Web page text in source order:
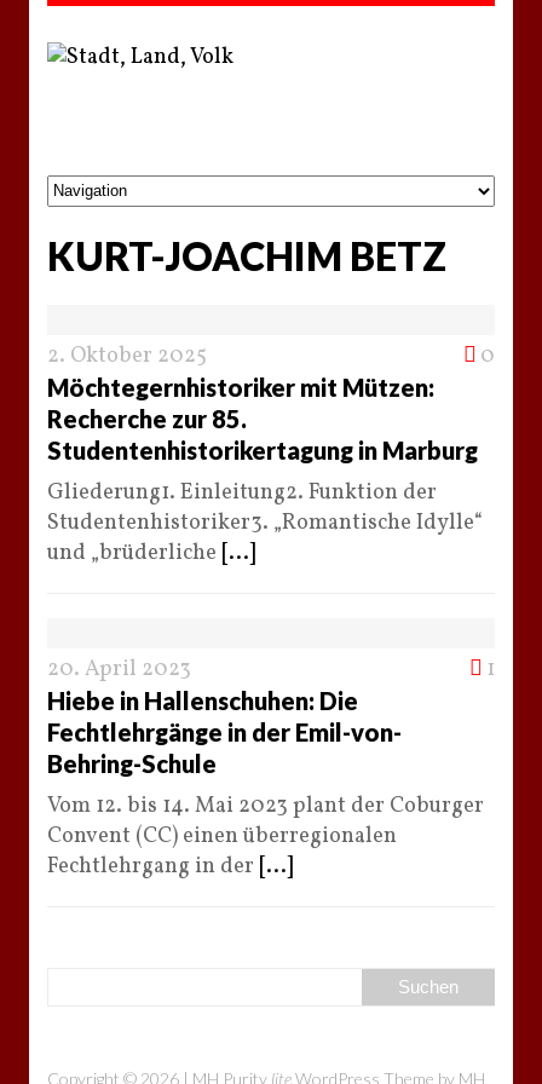
KURT-JOACHIM BETZ
2. Oktober 2025 0
Möchtegernhistoriker mit Mützen:
Recherche zur 85.
Studentenhistorikertagung in Marburg
Gliederung1. Einleitung2. Funktion der
Studentenhistoriker3. „Romantische Idylle“
und „brüderliche [...]
20. April 2023 1
Hiebe in Hallenschuhen: Die
Fechtlehrgänge in der Emil-von-
Behring-Schule
Vom 12. bis 14. Mai 2023 plant der Coburger
Convent (CC) einen überregionalen
Fechtlehrgang in der [...]
Copyright © 2026 | MH Purity liteWordPress Theme by MH